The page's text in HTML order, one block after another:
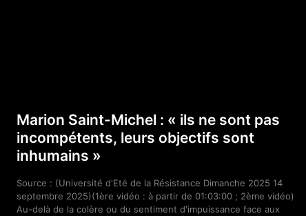
Marion Saint-Michel : « ils ne sont pas
incompétents, leurs objectifs sont
inhumains »
Source : (Université d'Eté de la Résistance Dimanche 2025 14
septembre 2025)(1ère vidéo : à partir de 01:03:00 ; 2ème vidéo)
Au-delà de la colère ou du sentiment d'impuissance face aux